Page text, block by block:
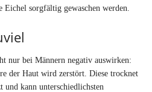
Eichel sorgfältig gewaschen werden.
nur bei Männern negativ auswirken:
der Haut wird zerstört. Diese trocknet
und kann unterschiedlichsten